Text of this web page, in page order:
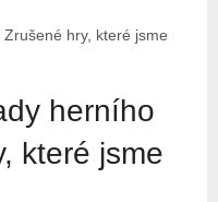
hry, které jsme
herního
které jsme